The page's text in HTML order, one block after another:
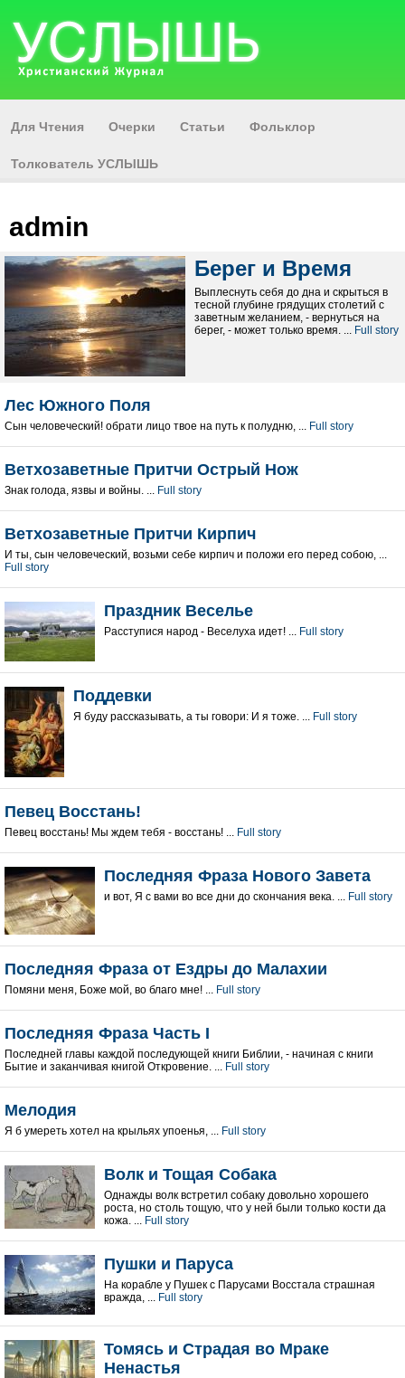
Для Чтения Очерки Статьи Фольклор
Толкователь УСЛЫШЬ
admin
Берег и Время
Выплеснуть себя до дна и скрыться в
тесной глубинe грядущих столетий с
заветным желанием, - вернуться на
берег, - может только время. ... Full story
Лес Южного Поля
Сын человеческий! обрати лицо твое на путь к полудню, ... Full story
Ветхозаветные Притчи Острый Нож
Знак голода, язвы и войны. ... Full story
Ветхозаветные Притчи Кирпич
И ты, сын человеческий, возьми себе кирпич и положи его перед собою, ...
Full story
Праздник Веселье
Расступися народ - Веселуха идет! ... Full story
Поддевки
Я буду рассказывать, а ты говори: И я тоже. ... Full story
Певец Восстань!
Певец восстань! Мы ждем тебя - восстань! ... Full story
Последняя Фраза Нового Завета
и вот, Я с вами во все дни до скончания века. ... Full story
Последняя Фраза от Ездры до Малахии
Помяни меня, Боже мой, во благо мне! ... Full story
Последняя Фраза Часть I
Последней главы каждой последующей книги Библии, - начиная с книги
Бытие и заканчивая книгой Откровение. ... Full story
Мелодия
Я б умереть хотел на крыльях упоенья, ... Full story
Волк и Тощая Собака
Однажды волк встретил собаку довольно хорошего
роста, но столь тощую, что у ней были только кости да
кожа. ... Full story
Пушки и Паруса
На корабле у Пушек с Парусами Восстала страшная
вражда, ... Full story
Томясь и Страдая во Мраке
Ненастья